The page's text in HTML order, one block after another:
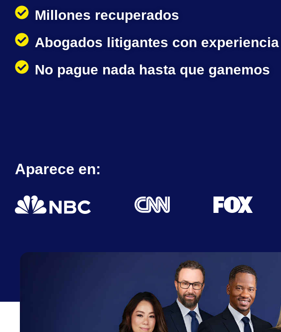
Millones recuperados
Abogados litigantes con experiencia
No pague nada hasta que ganemos
Aparece en: